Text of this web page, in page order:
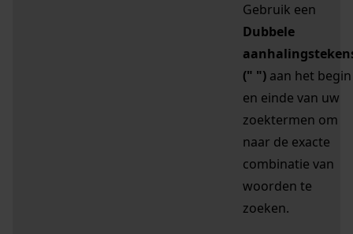
Gebruik een
Dubbele
(" ") aan het begin
en einde van uw
zoektermen om
naar de exacte
combinatie van
woorden te
zoeken.